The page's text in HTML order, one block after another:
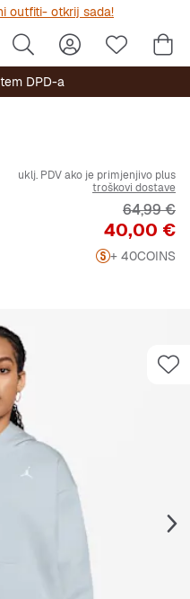
outfiti- otkrij sada!
DPD-a
uklj. PDV ako je primjenjivo plus
troškovi dostave
Cijena
40,00 €
64,99 €
+ 40COINS